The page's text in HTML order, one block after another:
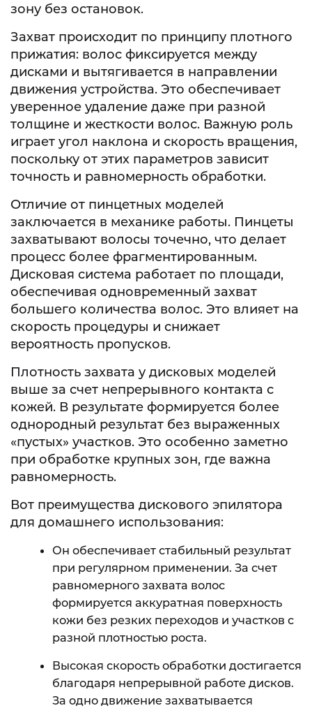
зону без остановок.
Захват происходит по принципу плотного
прижатия: волос фиксируется между
дисками и вытягивается в направлении
движения устройства. Это обеспечивает
уверенное удаление даже при разной
толщине и жесткости волос. Важную роль
играет угол наклона и скорость вращения,
поскольку от этих параметров зависит
точность и равномерность обработки.
Отличие от пинцетных моделей
заключается в механике работы. Пинцеты
захватывают волосы точечно, что делает
процесс более фрагментированным.
Дисковая система работает по площади,
обеспечивая одновременный захват
большего количества волос. Это влияет на
скорость процедуры и снижает
вероятность пропусков.
Плотность захвата у дисковых моделей
выше за счет непрерывного контакта с
кожей. В результате формируется более
однородный результат без выраженных
«пустых» участков. Это особенно заметно
при обработке крупных зон, где важна
равномерность.
Вот преимущества дискового эпилятора
для домашнего использования:
Он обеспечивает стабильный результат
при регулярном применении. За счет
равномерного захвата волос
формируется аккуратная поверхность
кожи без резких переходов и участков с
разной плотностью роста.
Высокая скорость обработки достигается
благодаря непрерывной работе дисков.
За одно движение захватывается